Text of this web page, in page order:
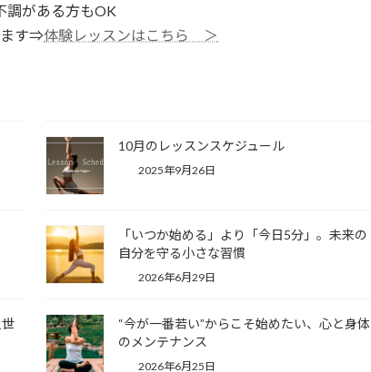
調がある方もOK
ます⇒体験レッスンはこちら ＞
10月のレッスンスケジュール
2025年9月26日
「いつか始める」より「今日5分」。未来の
自分を守る小さな習慣
2026年6月29日
“今が一番若い”からこそ始めたい、心と身体
のメンテナンス
2026年6月25日